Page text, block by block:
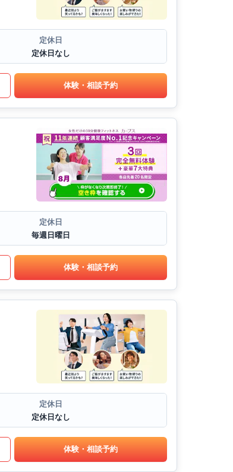
定休日
定休日なし
体験・相談予約
定休日
毎週日曜日
体験・相談予約
定休日
定休日なし
体験・相談予約